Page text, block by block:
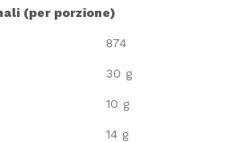
(per porzione)
874
30 g
10 g
14 g